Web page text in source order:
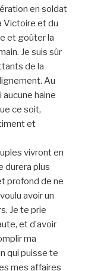
en soldat
Victoire et du
et goûter la
Je suis sûr
de la
Au
aucune haine
ce soit,
et
vivront en
durera plus
profond de ne
avoir un
Je te prie
et d’avoir
ma
qui puisse te
mes affaires